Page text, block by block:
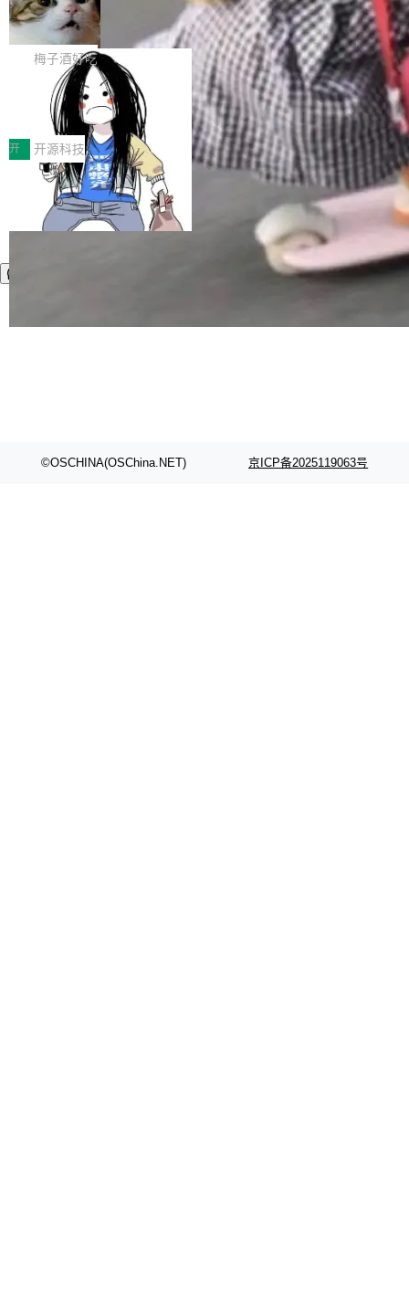
有云模型能够满足快速试用和效率提升的需求。
但对于金融、能源、医疗等对数据安全要求较...
让AI用起来，还要进一步看清混合算力时代下，
Token花在哪里、算力是否被充分利用，以及持
续增长的AI成本该如何优化。 深信服AI算力网关
正是围绕这些实际问题，从Token治理和成本治
理两个方面，让用户的每一份算力都看得清、管
得住、用得稳、省得下、更安全！ 一、从现在开
始，Token使用一目...
ean 在 Google 工作了 27 年后，宣布离职。 他
不是一个人走。一同离开的还有 Sanjay Ghema
wat（Google 员工编号 23，Jeff Dean 二十多
年的编程搭档，MapReduce 和 Bigtable 的共同
作者）、Quoc Le（Google 大脑核心成员，Se
q2Seq 和 DocAI 的共同发明人）以及 Oriol Vin
yals（Gemini 联合负责人，AlphaSta...
🔥 SolonCode v2026.8.4 发布：界面
字体可调、22 种语言、记忆搜索增强
打开终端就能上岗的全中文编码智能体，这一轮
把「看得清、用母语、记得住」三件事一次补
齐。 SolonCode 是什么 SolonCode 是杭州无
耳科技研发的企业级终端编码智能体——一位全
中文驱动的数字员工，自主理解需求、规划步
骤、编写代码。不挑模型、不挑平台，curl 一行
装完即用。 开源地址：Gitee · GitCode · GitHu
b 安装 支持 Java 8+（8~26）、macOS / Linu
x / Windows / Harmony PC。 # macOS / Linu
x / Harmony PC curl -fsSL https://solon.noea
梅子酒好吃
让“代码语义理解”深度释放AI Coding
价值潜能：华为云码道（CodeArts）
代码仓技术解析
一、代码仓深度理解技术的作用与价值 在软件工
程实践中，代码仓是企业核心知识资产的主要载
体。企业级代码仓库通常包含数十万乃至数百万
个文件，其规模远超单次模型调用可承载的上下
文窗口。随着项目规模的持续扩张与代码历史的
不断累积，代码仓中的模块关系、接口契约、业
务逻辑等关键信息往往分散于数十乃至数百个文
件之中，形成高度复杂的知识关联网络。传统的
开 开源科技
©OSCHINA(OSChina.NET) 京ICP备2025119063号